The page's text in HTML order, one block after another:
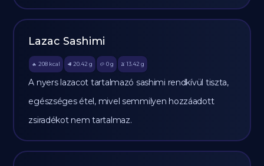
Lazac Sashimi
🔥 208 kcal 🥩 20.42 g 🥔 0g 🫒 13.42 g
A nyers lazacot tartalmazó sashimi rendkívül tiszta,
egészséges étel, mivel semmilyen hozzáadott
zsiradékot nem tartalmaz.